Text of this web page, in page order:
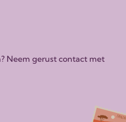
Neem gerust contact met